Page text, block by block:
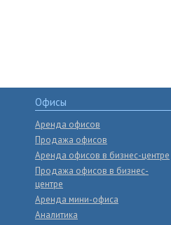
Офисы
Аренда офисов
Продажа офисов
Аренда офисов в бизнес-центре
Продажа офисов в бизнес-
центре
Аренда мини-офиса
Аналитика